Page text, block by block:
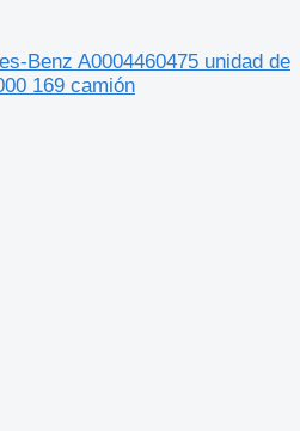
Benz A0004460475 unidad de
169 camión